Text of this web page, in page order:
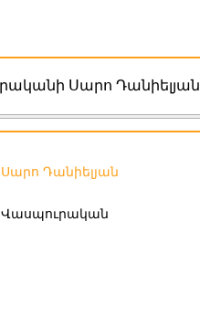
Սարո Դանիելյան
Դանիելյան